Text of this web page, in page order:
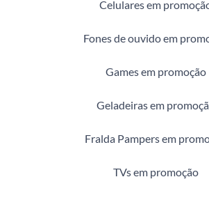
Celulares em
Fones de ouvido em
Games em promoção
Geladeiras em
Fralda Pampers em
TVs em promoção